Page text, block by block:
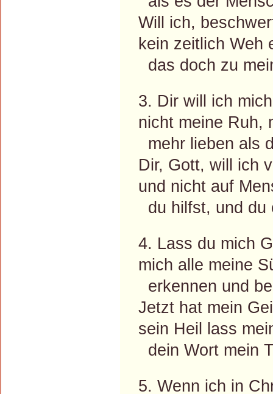
Will ich,
kein zeitlich Weh
das doch zu
3. Dir will ich
nicht meine Ruh,
mehr lieben als
Dir, Gott, will ich
und nicht auf
du hilfst, und du
4. Lass du mich
mich alle meine
erkennen und
Jetzt hat mein
sein Heil lass
dein Wort mein
5. Wenn ich in